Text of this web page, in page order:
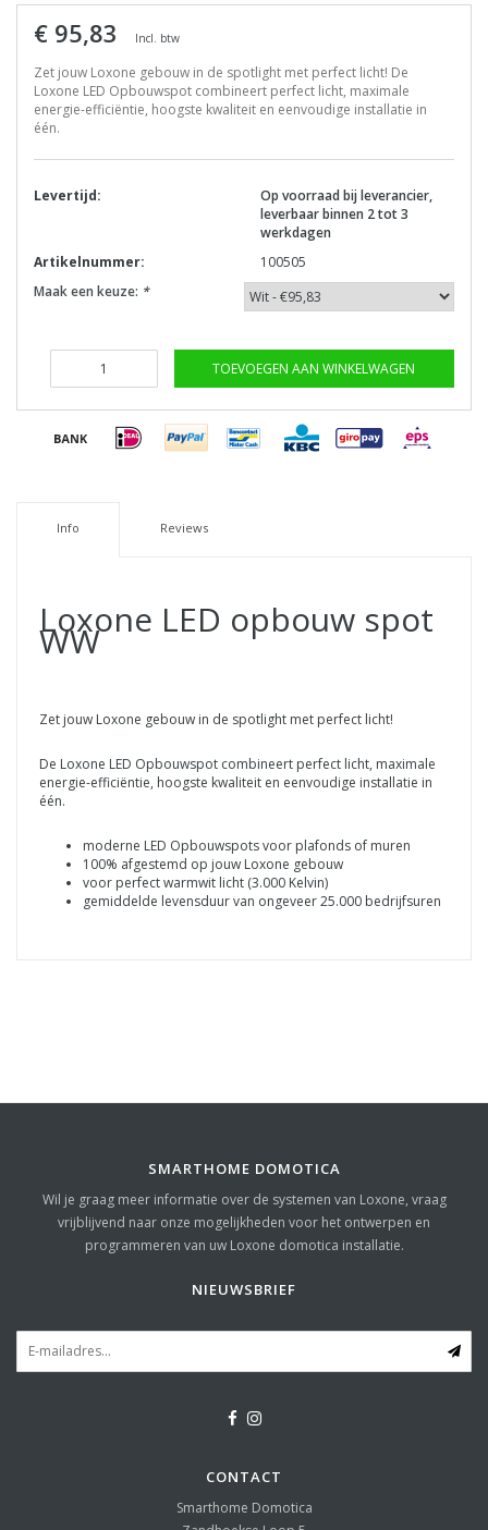
€ 95,83 Incl. btw
Zet jouw Loxone gebouw in de spotlight met perfect licht! De
Loxone LED Opbouwspot combineert perfect licht, maximale
energie-efficiëntie, hoogste kwaliteit en eenvoudige installatie in
één.
Levertijd:
Op voorraad bij leverancier,
leverbaar binnen 2 tot 3
werkdagen
Artikelnummer:
100505
Maak een keuze: *
TOEVOEGEN AAN WINKELWAGEN
Info Reviews
Loxone LED opbouw spot
WW
Zet jouw Loxone gebouw in de spotlight met perfect licht!
De Loxone LED Opbouwspot combineert perfect licht, maximale
energie-efficiëntie, hoogste kwaliteit en eenvoudige installatie in
één.
moderne LED Opbouwspots voor plafonds of muren
100% afgestemd op jouw Loxone gebouw
voor perfect warmwit licht (3.000 Kelvin)
gemiddelde levensduur van ongeveer 25.000 bedrijfsuren
SMARTHOME DOMOTICA
Wil je graag meer informatie over de systemen van Loxone, vraag
vrijblijvend naar onze mogelijkheden voor het ontwerpen en
programmeren van uw Loxone domotica installatie.
NIEUWSBRIEF
CONTACT
Smarthome Domotica